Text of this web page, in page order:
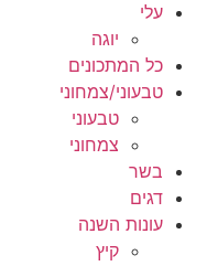
עלי
יוגה
כל המתכונים
טבעוני/צמחוני
טבעוני
צמחוני
בשר
דגים
עונות השנה
קיץ